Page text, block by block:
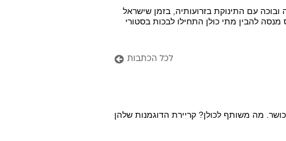
עם התינוקת בזרועותיה, בזמן שישראל
להבין מתי כולן התחילו לבכות בסטורי
לכל הכתבות
כושר. מה משותף לכולן? קריירת הדוגמנות שלהן